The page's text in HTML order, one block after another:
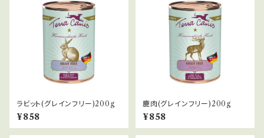
ラビット(グレインフリー)200g
¥858
鹿肉(グレインフリー)200g
¥858